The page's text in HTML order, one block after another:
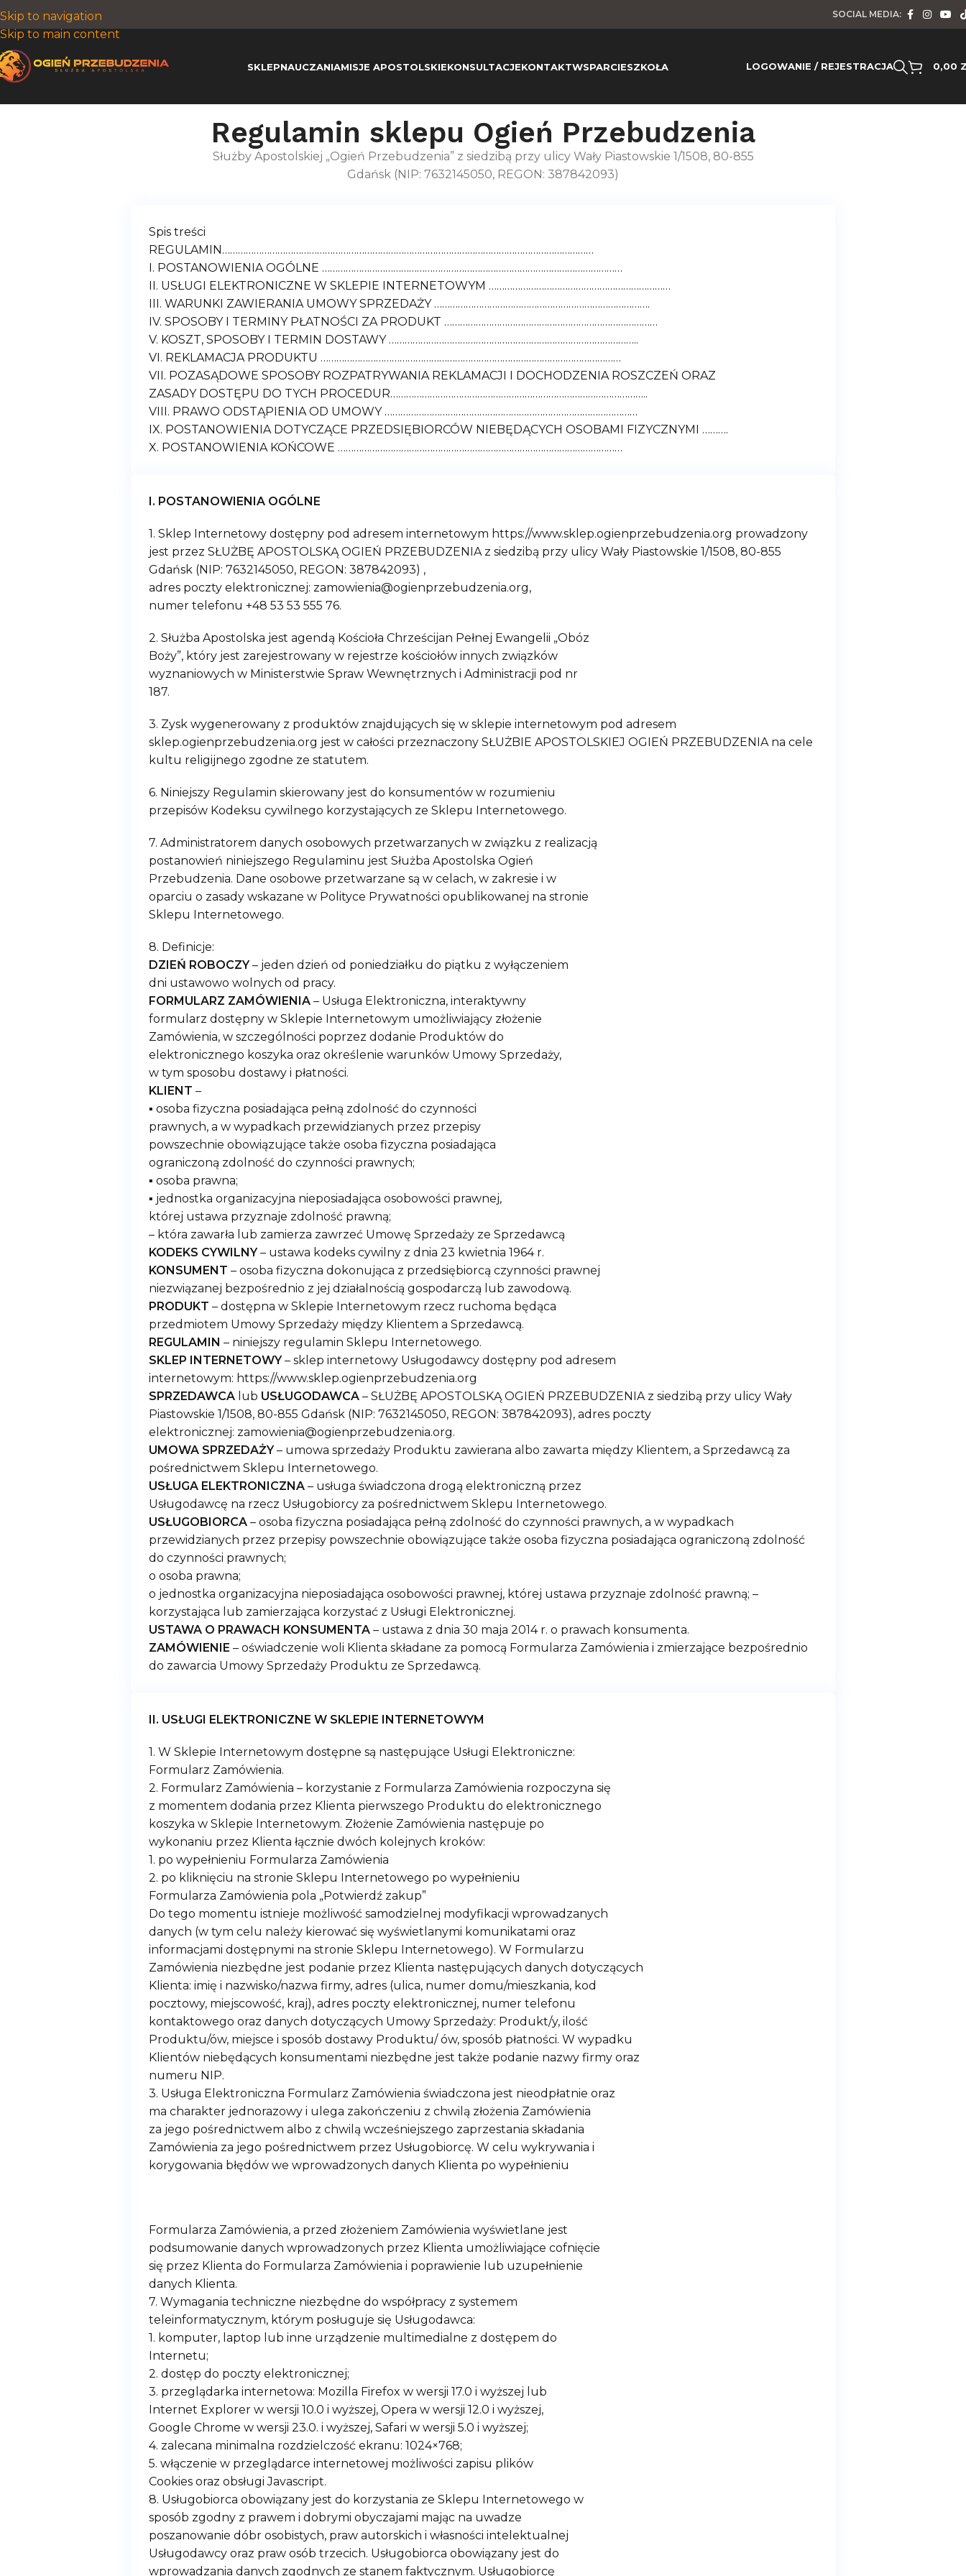
Skip to navigation
Skip to main content
SOCIAL MEDIA:
SKLEPNAUCZANIAMISJE APOSTOLSKIEKONSULTACJEKONTAKTWSPARCIESZKOŁA LOGOWANIE / REJESTRACJA 0,00
Regulamin sklepu Ogień Przebudzenia
Służby Apostolskiej „Ogień Przebudzenia” z siedzibą przy ulicy Wały Piastowskie 1/1508, 80-855
Gdańsk (NIP: 7632145050, REGON: 387842093)
Spis treści
REGULAMIN……………………………………………………………………………………………………………………………
I. POSTANOWIENIA OGÓLNE ……………………………………………………………………………………………………
II. USŁUGI ELEKTRONICZNE W SKLEPIE INTERNETOWYM ……………………………………………………………
III. WARUNKI ZAWIERANIA UMOWY SPRZEDAŻY ……………………………………………………………………….
IV. SPOSOBY I TERMINY PŁATNOŚCI ZA PRODUKT ………………………………………………………………………
V. KOSZT, SPOSOBY I TERMIN DOSTAWY …………………………………………………………………………………..
VI. REKLAMACJA PRODUKTU ……………………………………………………………………………………………………
VII. POZASĄDOWE SPOSOBY ROZPATRYWANIA REKLAMACJI I DOCHODZENIA ROSZCZEŃ ORAZ
ZASADY DOSTĘPU DO TYCH PROCEDUR……………………………………………………………………………………..
VIII. PRAWO ODSTĄPIENIA OD UMOWY ……………………………………………………………………………………
IX. POSTANOWIENIA DOTYCZĄCE PRZEDSIĘBIORCÓW NIEBĘDĄCYCH OSOBAMI FIZYCZNYMI ……….
X. POSTANOWIENIA KOŃCOWE ………………………………………………………………………………………………
I. POSTANOWIENIA OGÓLNE
1. Sklep Internetowy dostępny pod adresem internetowym https://www.sklep.ogienprzebudzenia.org prowadzony
jest przez SŁUŻBĘ APOSTOLSKĄ OGIEŃ PRZEBUDZENIA z siedzibą przy ulicy Wały Piastowskie 1/1508, 80-855
Gdańsk (NIP: 7632145050, REGON: 387842093) ,
adres poczty elektronicznej: zamowienia@ogienprzebudzenia.org,
numer telefonu +48 53 53 555 76.
2. Służba Apostolska jest agendą Kościoła Chrześcijan Pełnej Ewangelii „Obóz
Boży”, który jest zarejestrowany w rejestrze kościołów innych związków
wyznaniowych w Ministerstwie Spraw Wewnętrznych i Administracji pod nr
187.
3. Zysk wygenerowany z produktów znajdujących się w sklepie internetowym pod adresem
sklep.ogienprzebudzenia.org jest w całości przeznaczony SŁUŻBIE APOSTOLSKIEJ OGIEŃ PRZEBUDZENIA na cele
kultu religijnego zgodne ze statutem.
6. Niniejszy Regulamin skierowany jest do konsumentów w rozumieniu
przepisów Kodeksu cywilnego korzystających ze Sklepu Internetowego.
7. Administratorem danych osobowych przetwarzanych w związku z realizacją
postanowień niniejszego Regulaminu jest Służba Apostolska Ogień
Przebudzenia. Dane osobowe przetwarzane są w celach, w zakresie i w
oparciu o zasady wskazane w Polityce Prywatności opublikowanej na stronie
Sklepu Internetowego.
8. Definicje:
DZIEŃ ROBOCZY– jeden dzień od poniedziałku do piątku z wyłączeniem
dni ustawowo wolnych od pracy.
FORMULARZ ZAMÓWIENIA – Usługa Elektroniczna, interaktywny
formularz dostępny w Sklepie Internetowym umożliwiający złożenie
Zamówienia, w szczególności poprzez dodanie Produktów do
elektronicznego koszyka oraz określenie warunków Umowy Sprzedaży,
w tym sposobu dostawy i płatności.
KLIENT –
▪ osoba fizyczna posiadająca pełną zdolność do czynności
prawnych, a w wypadkach przewidzianych przez przepisy
powszechnie obowiązujące także osoba fizyczna posiadająca
ograniczoną zdolność do czynności prawnych;
▪ osoba prawna;
▪ jednostka organizacyjna nieposiadająca osobowości prawnej,
której ustawa przyznaje zdolność prawną;
– która zawarła lub zamierza zawrzeć Umowę Sprzedaży ze Sprzedawcą
KODEKS CYWILNY– ustawa kodeks cywilny z dnia 23 kwietnia 1964 r.
KONSUMENT – osoba fizyczna dokonująca z przedsiębiorcą czynności prawnej
niezwiązanej bezpośrednio z jej działalnością gospodarczą lub zawodową.
PRODUKT – dostępna w Sklepie Internetowym rzecz ruchoma będąca
przedmiotem Umowy Sprzedaży między Klientem a Sprzedawcą.
REGULAMIN – niniejszy regulamin Sklepu Internetowego.
SKLEP INTERNETOWY– sklep internetowy Usługodawcy dostępny pod adresem
internetowym: https://www.sklep.ogienprzebudzenia.org
SPRZEDAWCA lub USŁUGODAWCA – SŁUŻBĘ APOSTOLSKĄ OGIEŃ PRZEBUDZENIA z siedzibą przy ulicy Wały
Piastowskie 1/1508, 80-855 Gdańsk (NIP: 7632145050, REGON: 387842093), adres poczty
elektronicznej: zamowienia@ogienprzebudzenia.org.
UMOWA SPRZEDAŻY– umowa sprzedaży Produktu zawierana albo zawarta między Klientem, a Sprzedawcą za
pośrednictwem Sklepu Internetowego.
USŁUGA ELEKTRONICZNA – usługa świadczona drogą elektroniczną przez
Usługodawcę na rzecz Usługobiorcy za pośrednictwem Sklepu Internetowego.
USŁUGOBIORCA – osoba fizyczna posiadająca pełną zdolność do czynności prawnych, a w wypadkach
przewidzianych przez przepisy powszechnie obowiązujące także osoba fizyczna posiadająca ograniczoną zdolność
do czynności prawnych;
o osoba prawna;
o jednostka organizacyjna nieposiadająca osobowości prawnej, której ustawa przyznaje zdolność prawną; –
korzystająca lub zamierzająca korzystać z Usługi Elektronicznej.
USTAWA O PRAWACH KONSUMENTA – ustawa z dnia 30 maja 2014 r. o prawach konsumenta.
ZAMÓWIENIE – oświadczenie woli Klienta składane za pomocą Formularza Zamówienia i zmierzające bezpośrednio
do zawarcia Umowy Sprzedaży Produktu ze Sprzedawcą.
II. USŁUGI ELEKTRONICZNE W SKLEPIE INTERNETOWYM
1. W Sklepie Internetowym dostępne są następujące Usługi Elektroniczne:
Formularz Zamówienia.
2. Formularz Zamówienia – korzystanie z Formularza Zamówienia rozpoczyna się
z momentem dodania przez Klienta pierwszego Produktu do elektronicznego
koszyka w Sklepie Internetowym. Złożenie Zamówienia następuje po
wykonaniu przez Klienta łącznie dwóch kolejnych kroków:
1. po wypełnieniu Formularza Zamówienia
2. po kliknięciu na stronie Sklepu Internetowego po wypełnieniu
Formularza Zamówienia pola „Potwierdź zakup”
Do tego momentu istnieje możliwość samodzielnej modyfikacji wprowadzanych
danych (w tym celu należy kierować się wyświetlanymi komunikatami oraz
informacjami dostępnymi na stronie Sklepu Internetowego). W Formularzu
Zamówienia niezbędne jest podanie przez Klienta następujących danych dotyczących
Klienta: imię i nazwisko/nazwa firmy, adres (ulica, numer domu/mieszkania, kod
pocztowy, miejscowość, kraj), adres poczty elektronicznej, numer telefonu
kontaktowego oraz danych dotyczących Umowy Sprzedaży: Produkt/y, ilość
Produktu/ów, miejsce i sposób dostawy Produktu/ ów, sposób płatności. W wypadku
Klientów niebędących konsumentami niezbędne jest także podanie nazwy firmy oraz
numeru NIP.
3. Usługa Elektroniczna Formularz Zamówienia świadczona jest nieodpłatnie oraz
ma charakter jednorazowy i ulega zakończeniu z chwilą złożenia Zamówienia
za jego pośrednictwem albo z chwilą wcześniejszego zaprzestania składania
Zamówienia za jego pośrednictwem przez Usługobiorcę. W celu wykrywania i
korygowania błędów we wprowadzonych danych Klienta po wypełnieniu
Formularza Zamówienia, a przed złożeniem Zamówienia wyświetlane jest
podsumowanie danych wprowadzonych przez Klienta umożliwiające cofnięcie
się przez Klienta do Formularza Zamówienia i poprawienie lub uzupełnienie
danych Klienta.
7. Wymagania techniczne niezbędne do współpracy z systemem
teleinformatycznym, którym posługuje się Usługodawca:
1. komputer, laptop lub inne urządzenie multimedialne z dostępem do
Internetu;
2. dostęp do poczty elektronicznej;
3. przeglądarka internetowa: Mozilla Firefox w wersji 17.0 i wyższej lub
Internet Explorer w wersji 10.0 i wyższej, Opera w wersji 12.0 i wyższej,
Google Chrome w wersji 23.0. i wyższej, Safari w wersji 5.0 i wyższej;
4. zalecana minimalna rozdzielczość ekranu: 1024×768;
5. włączenie w przeglądarce internetowej możliwości zapisu plików
Cookies oraz obsługi Javascript.
8. Usługobiorca obowiązany jest do korzystania ze Sklepu Internetowego w
sposób zgodny z prawem i dobrymi obyczajami mając na uwadze
poszanowanie dóbr osobistych, praw autorskich i własności intelektualnej
Usługodawcy oraz praw osób trzecich. Usługobiorca obowiązany jest do
wprowadzania danych zgodnych ze stanem faktycznym. Usługobiorcę